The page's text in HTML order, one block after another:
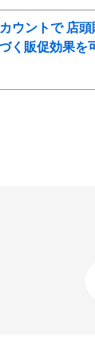
ウントで 店
く販促効果を